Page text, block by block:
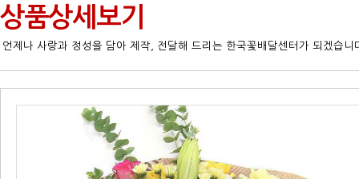
상품상세보기
언제나 사랑과 정성을 담아 제작, 전달해 드리는 한국꽃배달센터가 되겠습니